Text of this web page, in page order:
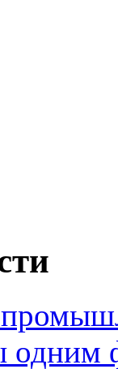
одним